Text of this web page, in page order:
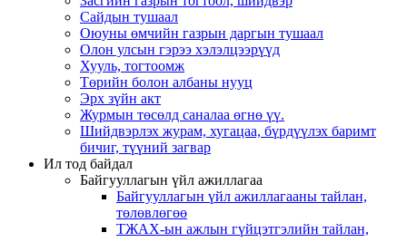
Сайдын тушаал
Оюуны өмчийн газрын даргын тушаал
Олон улсын гэрээ хэлэлцээрүүд
Хууль, тогтоомж
Төрийн болон албаны нууц
Эрх зүйн акт
Журмын төсөлд саналаа өгнө үү.
Шийдвэрлэх журам, хугацаа, бүрдүүлэх баримт
бичиг, түүний загвар
Ил тод байдал
Байгууллагын үйл ажиллагаа
Байгууллагын үйл ажиллагааны тайлан,
төлөвлөгөө
ТЖАХ-ын ажлын гүйцэтгэлийн тайлан,